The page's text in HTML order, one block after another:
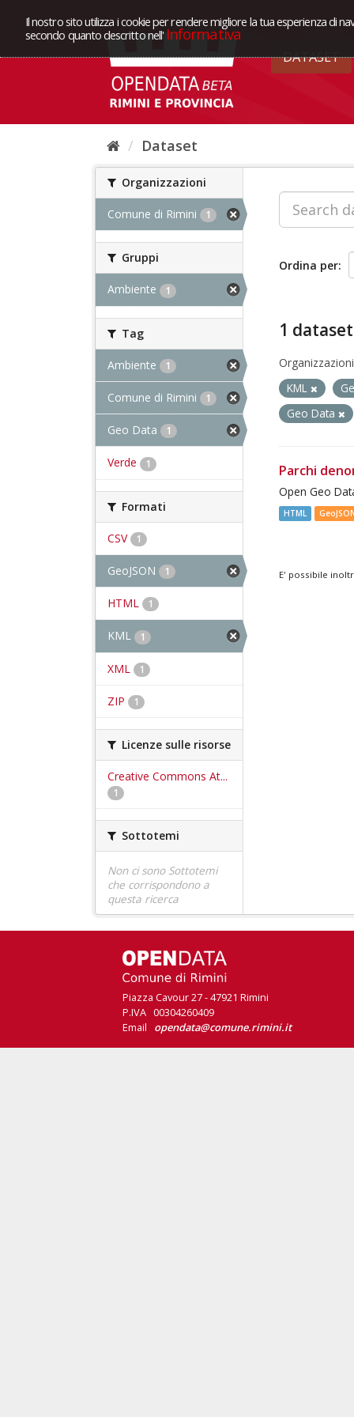
Il nostro sito utilizza i cookie per rendere migliore la tua esperienza di
secondo quanto descritto nell' Informativa
DATASET
Dataset
Organizzazioni
Comune di Rimini 1
Gruppi
Ambiente 1
Tag
Ambiente 1
Comune di Rimini 1
Geo Data 1
Verde 1
Formati
CSV 1
GeoJSON 1
HTML 1
KML 1
XML 1
ZIP 1
Licenze sulle risorse
Creative Commons At...
1
Sottotemi
Non ci sono Sottotemi
che corrispondono a
questa ricerca
Ordina per
1
KML
Geo Data
Parchi
Open Geo
HTML
E' possibile
Piazza Cavour 27 - 47921 Rimini
P.IVA 00304260409
Email opendata@comune.rimini.it